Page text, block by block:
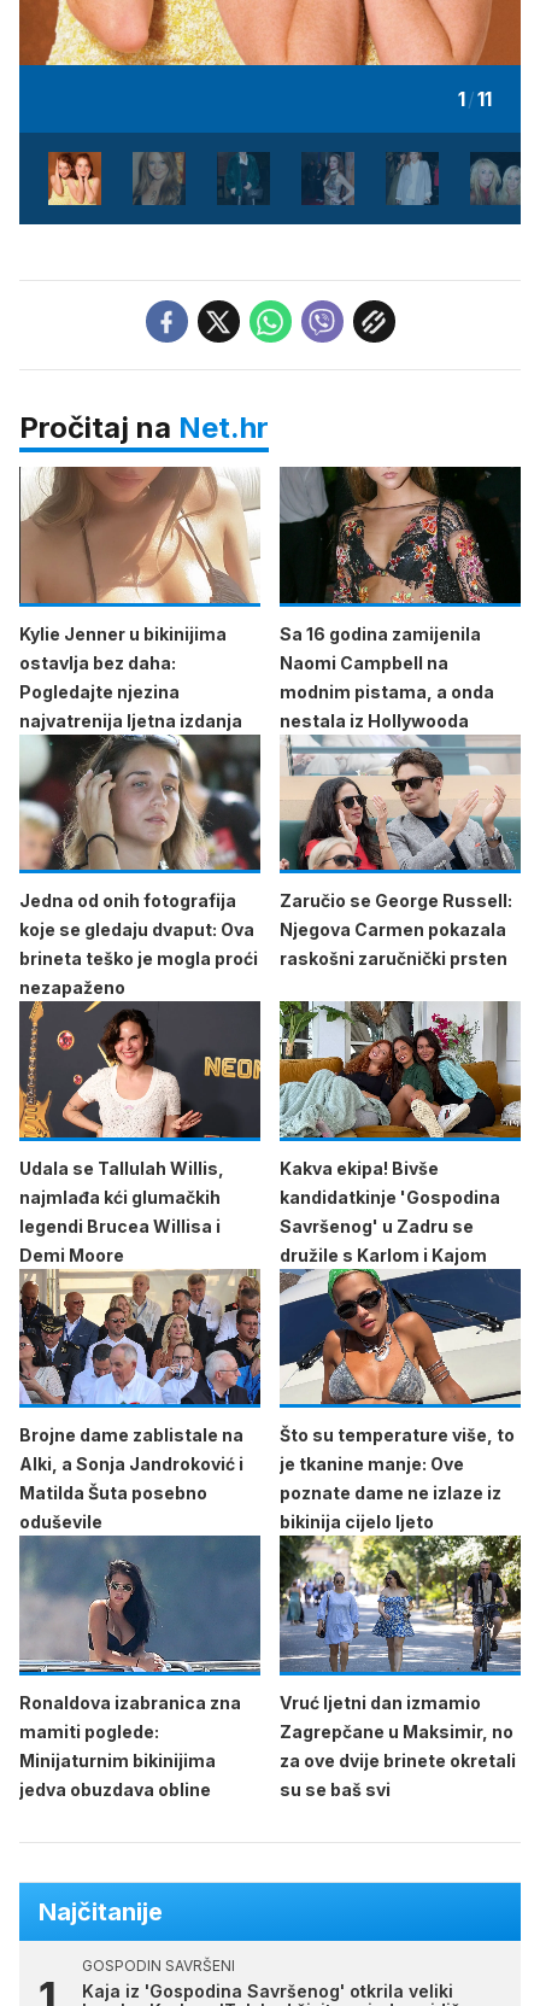
1/11
Pročitaj na Net.hr
Kylie Jenner u bikinijima
ostavlja bez daha:
Pogledajte njezina
najvatrenija ljetna izdanja
Sa 16 godina zamijenila
Naomi Campbell na
modnim pistama, a onda
nestala iz Hollywooda
Jedna od onih fotografija
koje se gledaju dvaput: Ova
brineta teško je mogla proći
nezapaženo
Zaručio se George Russell:
Njegova Carmen pokazala
raskošni zaručnički prsten
Udala se Tallulah Willis,
najmlađa kći glumačkih
legendi Brucea Willisa i
Demi Moore
Kakva ekipa! Bivše
kandidatkinje 'Gospodina
Savršenog' u Zadru se
družile s Karlom i Kajom
Brojne dame zablistale na
Alki, a Sonja Jandroković i
Matilda Šuta posebno
oduševile
Što su temperature više, to
je tkanine manje: Ove
poznate dame ne izlaze iz
bikinija cijelo ljeto
Ronaldova izabranica zna
mamiti poglede:
Minijaturnim bikinijima
jedva obuzdava obline
Vruć ljetni dan izmamio
Zagrepčane u Maksimir, no
za ove dvije brinete okretali
su se baš svi
Najčitanije
GOSPODIN SAVRŠENI
Kaja iz 'Gospodina Savršenog' otkrila veliki